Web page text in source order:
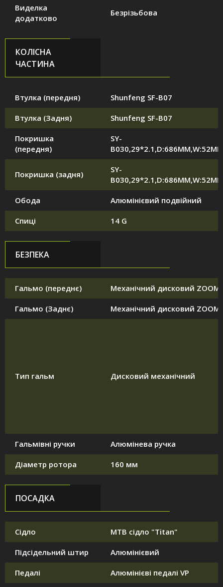
Виделка
додатково
Безрізьбова
КОЛІСНА
ЧАСТИНА
Втулка (передня) Shunfeng SF-B07
Втулка (Задня) Shunfeng SF-B07
Покришка
(передня)
SY-
B030,29*2.1,D:686MM,W:52MM
Покришка (задня)
SY-
B030,29*2.1,D:686MM,W:52MM
Обода Алюмінієвий подвійний
Спиці 14 G
БЕЗПЕКА
Гальмо (переднє) Механічний дисковий ZOOM
Гальмо (Заднє) Механічний дисковий ZOOM
Тип гальм Дисковий механічний
Гальмівні ручки Алюмінева ручка
Діаметр ротора 160 мм
ПОСАДКА
Сідло MTB сідло "Titan"
Підсідельний штир Алюмінієвий
Педалі Алюмінієві педалі VP